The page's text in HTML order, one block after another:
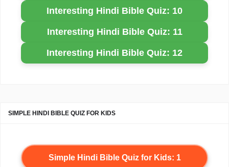
Interesting Hindi Bible Quiz: 10
Interesting Hindi Bible Quiz: 11
Interesting Hindi Bible Quiz: 12
SIMPLE HINDI BIBLE QUIZ FOR KIDS
Simple Hindi Bible Quiz for Kids: 1